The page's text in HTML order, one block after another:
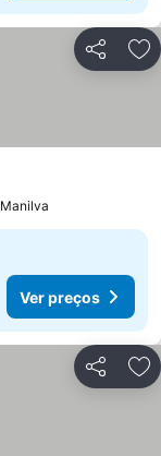
Partilhar
Ver preços
Partilhar